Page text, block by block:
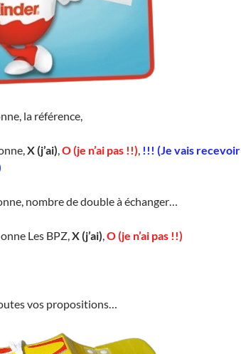
la référence,
X (j’ai),O (je n’ai pas !!), !!! (Je vais recevoir
nombre de double à échanger…
Les BPZ,X (j’ai),O (je n’ai pas !!)
vos propositions…